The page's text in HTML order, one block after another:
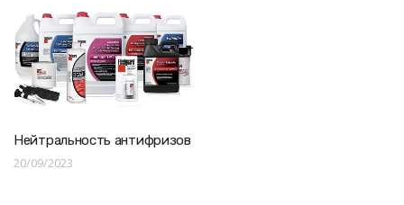
Нейтральность антифризов
20/09/2023